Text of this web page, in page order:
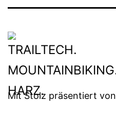
Mit Stolz präsentiert von